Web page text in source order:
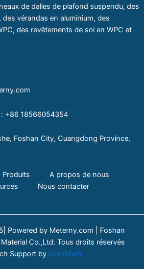
de dalles de plafond suspendu, des
vérandas en aluminium, des
des revêtements de sol en WPC et
+86 18566054354
Foshan City, Cuangdong Province,
Produits
A propos de nous
Nous contacter
Powered by Meterny.com | Foshan
Co.,Ltd. Tous droits réservés
Support by MainMyth